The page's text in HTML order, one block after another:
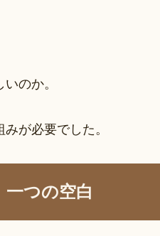
のか。
が必要でした。
つの空白